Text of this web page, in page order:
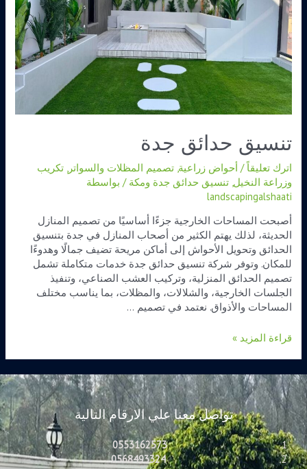
تنسيق حدائق جدة
اترك تعليقاً /أحواض زراعية ,تصميم المظلات والسواتر ,تكريب
وزراعة النخيل ,تنسيق حدائق جدة ومكة / بواسطة
landscapingalshaati
أصبحت المساحات الخارجية جزءًا أساسيًا من تصميم المنازل
الحديثة، لذلك يهتم الكثير من أصحاب المنازل في جدة بتنسيق
الحدائق وتحويل الأحواش إلى أماكن مريحة تضيف جمالًا وهدوءًا
للمكان. وتوفر شركة تنسيق حدائق جدة خدمات متكاملة تشمل
تصميم الحدائق المنزلية، وتركيب العشب الصناعي، وتنفيذ
الجلسات الخارجية، والشلالات، والمظلات، بما يناسب مختلف
المساحات والأذواق. نعتمد في تصميم …
قراءة المزيد »
تواصل معنا علي الارقام التالية
0553162573
0568493324